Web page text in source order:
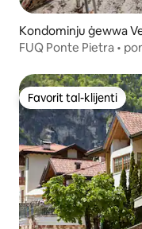
Kondominju ġewwa
FUQ Ponte Pietra •
Favorit tal-klijenti
Favorit tal-klijenti